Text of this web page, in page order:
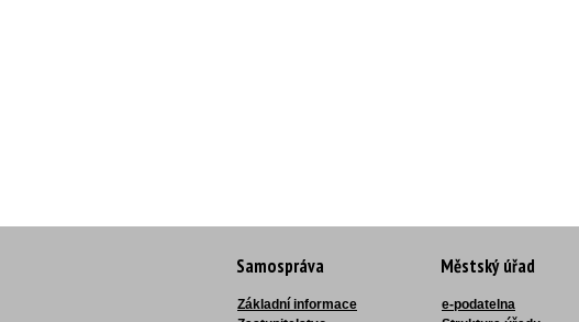
Samospráva
Základní informace
Městský úřad
e-podatelna